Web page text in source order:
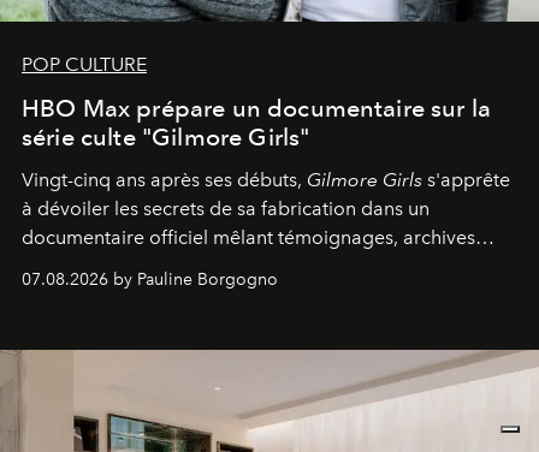
POP CULTURE
HBO Max prépare un documentaire sur la
série culte "Gilmore Girls"
Vingt-cinq ans après ses débuts, Gilmore Girls s'apprête
à dévoiler les secrets de sa fabrication dans un
documentaire officiel mêlant témoignages, archives
inédites et plongée dans les coulisses d'un phénomène
générationnel.
07.08.2026 by Pauline Borgogno